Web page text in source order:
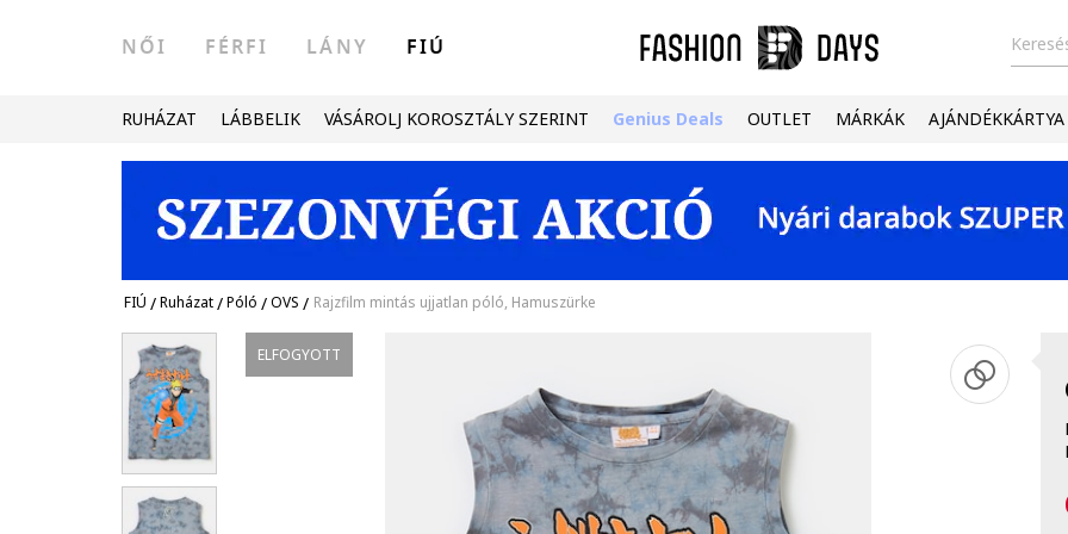
NŐI FÉRFI LÁNY FIÚ
RUHÁZAT LÁBBELIK VÁSÁROLJ KOROSZTÁLY SZERINT Genius Deals OUTLET MÁRKÁK AJÁNDÉKKÁRTYA
FIÚ /Ruházat/Póló /OVS / Rajzfilm mintás ujjatlan póló, Hamuszürke
ELFOGYOTT